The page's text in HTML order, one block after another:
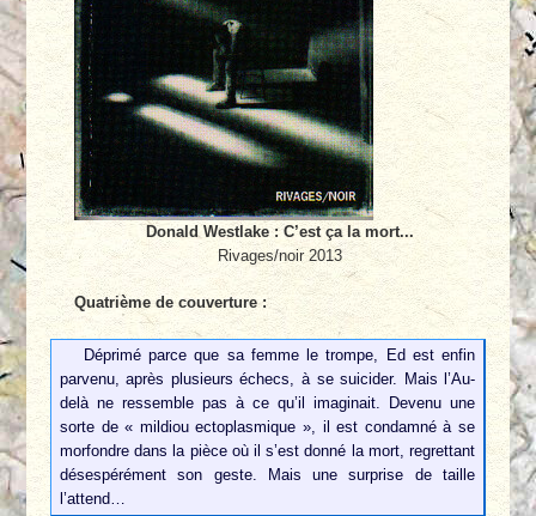
Donald Westlake : C’est ça la mort...
Rivages/noir 2013
Quatrième de couverture :
Déprimé parce que sa femme le trompe, Ed est enfin
parvenu, après plusieurs échecs, à se suicider. Mais l’Au-
delà ne ressemble pas à ce qu’il imaginait. Devenu une
sorte de « mildiou ectoplasmique », il est condamné à se
morfondre dans la pièce où il s’est donné la mort, regrettant
désespérément son geste. Mais une surprise de taille
l’attend…